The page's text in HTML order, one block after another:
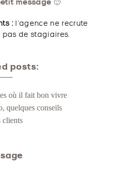
: l’agence ne recrute
de stagiaires.
posts:
où il fait bon vivre
quelques conseils
clients